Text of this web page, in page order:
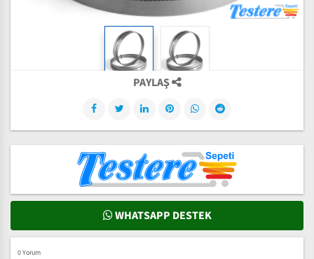
PAYLAŞ
WHATSAPP DESTEK
0 Yorum